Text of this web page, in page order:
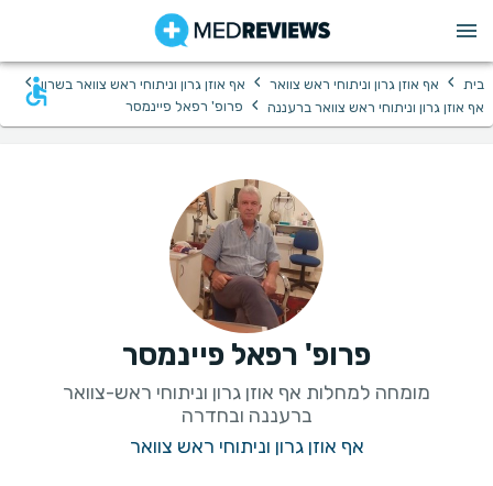
בית › אף אוזן גרון וניתוחי ראש צוואר › אף אוזן גרון וניתוחי ראש צוואר בשרון ›
אף אוזן גרון וניתוחי ראש צוואר ברעננה › פרופ' רפאל פיינמסר
פרופ' רפאל פיינמסר
מומחה למחלות אף אוזן גרון וניתוחי ראש-צוואר
ברעננה ובחדרה
אף אוזן גרון וניתוחי ראש צוואר